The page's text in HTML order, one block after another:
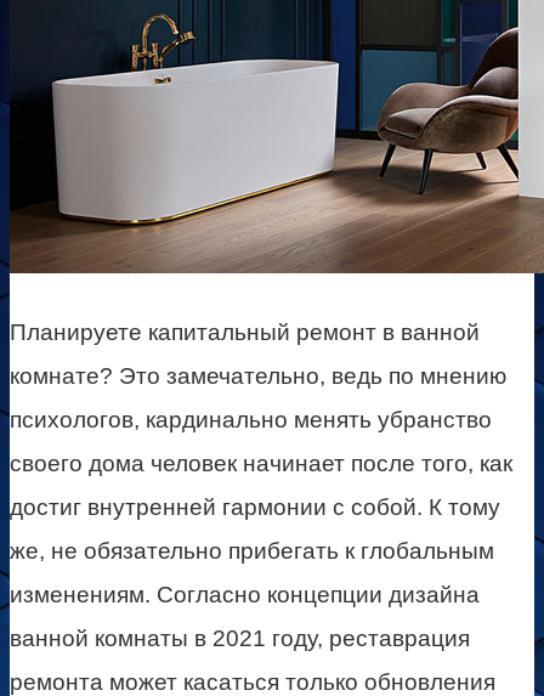
Планируете капитальный ремонт в ванной
комнате? Это замечательно, ведь по мнению
психологов, кардинально менять убранство
своего дома человек начинает после того, как
достиг внутренней гармонии с собой. К тому
же, не обязательно прибегать к глобальным
изменениям. Согласно концепции дизайна
ванной комнаты в 2021 году, реставрация
ремонта может касаться только обновления